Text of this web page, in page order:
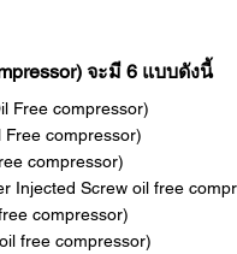
จะมี 6 แบบดังนี้
Free compressor)
compressor)
compressor)
Screw oil free
compressor)
free compressor)